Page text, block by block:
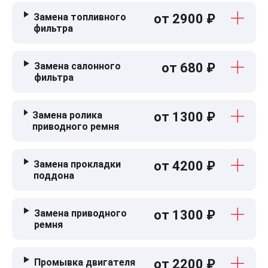
Замена топливного
фильтра
от 2900 ₽
Замена салонного
фильтра
от 680 ₽
Замена ролика
приводного ремня
от 1300 ₽
Замена прокладки
поддона
от 4200 ₽
Замена приводного
ремня
от 1300 ₽
Промывка двигателя от 2200 ₽